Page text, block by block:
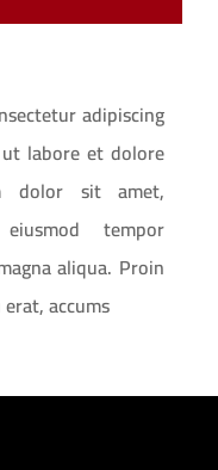
adipiscing
labore et dolore
dolor sit amet,
tempor
aliqua. Proin
accums